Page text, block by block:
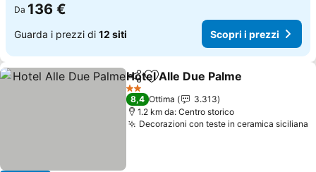
Da 136 €
Guarda i prezzi di 12 siti Scopri i prezzi
CondividiAggiungi ai preferiti
Hotel Alle Due Palme
2 Stelle
8,4 Ottima
3.313
1.2 km da: Centro storico
Decorazioni con teste in ceramica siciliana